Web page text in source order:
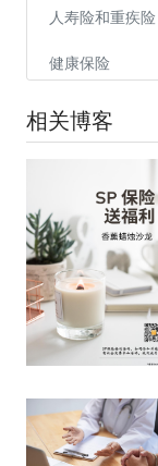
人寿险和重疾险
健康保险
相关博客